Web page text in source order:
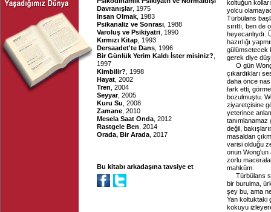
Davranışlar, 1975
İnsan Olmak , 1983
Psikanaliz ve Sonrası , 1988
Varoluş ve Psikiyatri , 1990
Kırmızı Kitap , 1993
Dersaadet'te Dans , 1996
Bir Günlük Yerim Kaldı İster misiniz?
1997
Kimbilir? , 1998
Hayat , 2002
Tren , 2004
Seyyar, 2005
Kuru Su , 2008
Zamane , 2010
Mesela Saat Onda , 2012
Rastgele Ben , 2014
Orada, Bir Arada , 2017
Bu kitabı arkadaşına tavsiye et
koltuğun
yolcu
Türbülans
sırıttı, ben
heyecanlıydı.
hazırlığı
gülümsetecek
gerek diye
O gün
çıkardıkları
daha önce
fark etti,
bozulmuştu.
ziyaretçisine
yeterince
tanımlanamaz
değil,
masaldan
varisi olduğu
onun Wong'un
zorlu
mahkûm.
Türbülans
bir burulma,
şey bu, ama
Yan koltuktaki
kokuyu